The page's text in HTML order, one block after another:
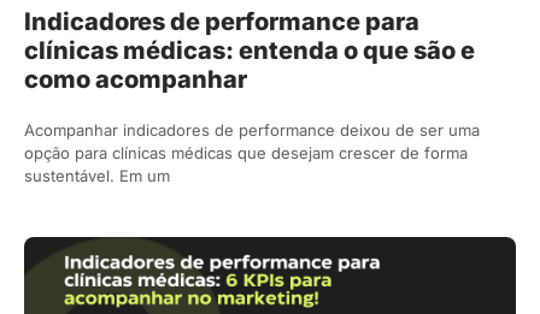
Indicadores de performance para
clínicas médicas: entenda o que são e
como acompanhar
Acompanhar indicadores de performance deixou de ser uma
opção para clínicas médicas que desejam crescer de forma
sustentável. Em um